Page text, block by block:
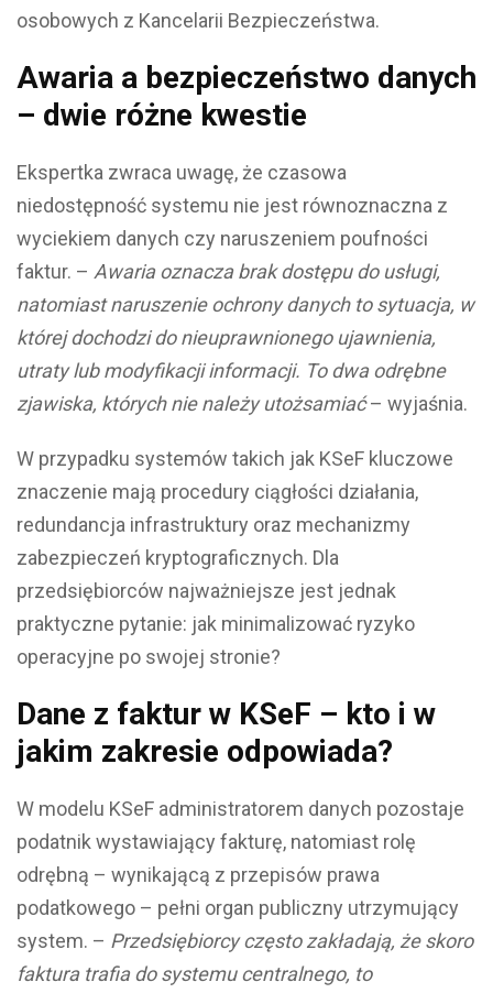
osobowych z Kancelarii Bezpieczeństwa.
Awaria a bezpieczeństwo danych
– dwie różne kwestie
Ekspertka zwraca uwagę, że czasowa
niedostępność systemu nie jest równoznaczna z
wyciekiem danych czy naruszeniem poufności
faktur. – Awaria oznacza brak dostępu do usługi,
natomiast naruszenie ochrony danych to sytuacja, w
której dochodzi do nieuprawnionego ujawnienia,
utraty lub modyfikacji informacji. To dwa odrębne
zjawiska, których nie należy utożsamiać– wyjaśnia.
W przypadku systemów takich jak KSeF kluczowe
znaczenie mają procedury ciągłości działania,
redundancja infrastruktury oraz mechanizmy
zabezpieczeń kryptograficznych. Dla
przedsiębiorców najważniejsze jest jednak
praktyczne pytanie: jak minimalizować ryzyko
operacyjne po swojej stronie?
Dane z faktur w KSeF – kto i w
jakim zakresie odpowiada?
W modelu KSeF administratorem danych pozostaje
podatnik wystawiający fakturę, natomiast rolę
odrębną – wynikającą z przepisów prawa
podatkowego – pełni organ publiczny utrzymujący
system. – Przedsiębiorcy często zakładają, że skoro
faktura trafia do systemu centralnego, to